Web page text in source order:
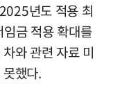
년도 적용 최
금 적용 확대를
와 관련 자료 미
했다.